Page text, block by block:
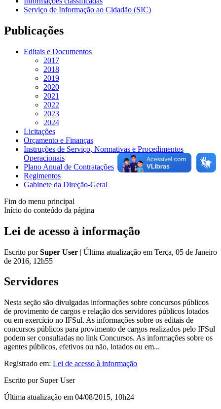
Serviço de Informação ao Cidadão (SIC)
Publicações
Editais e Documentos
2017
2018
2019
2020
2021
2022
2023
2024
Licitações
Orçamento e Finanças
Instruções de Serviço, Normativas e Procedimentos
Operacionais
Plano Anual de Contratações
Regimentos
Gabinete da Direção-Geral
Fim do menu principal
Início do conteúdo da página
Lei de acesso à informação
Escrito porSuper User | Última atualização em Terça, 05 de Janeiro
de 2016, 12h55
Servidores
Nesta seção são divulgadas informações sobre concursos públicos
de provimento de cargos e relação dos servidores públicos lotados
ou em exercício no IFSul. As informações sobre os editais de
concursos públicos para provimento de cargos realizados pelo IFSul
podem ser consultadas no link Concursos. As informações sobre os
agentes públicos, efetivos ou não, lotados ou em...
Registrado em: Lei de acesso à informação
Escrito por Super User
Última atualização em 04/08/2015, 10h24